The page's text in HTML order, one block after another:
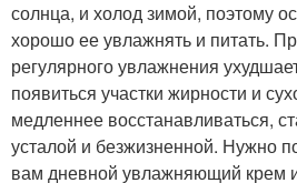
солнца, и холод зимой, поэтому
хорошо ее увлажнять и питать.
регулярного увлажнения
появиться участки жирности и
медленнее восстанавливаться,
усталой и безжизненной. Нужно
вам дневной увлажняющий крем